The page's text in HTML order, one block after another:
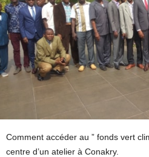
Comment accéder au ” fonds vert
centre d’un atelier à Conakry.